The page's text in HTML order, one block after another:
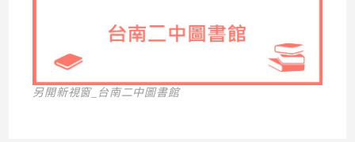
另開新視窗_台南二中圖書館